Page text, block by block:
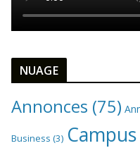
NUAGE
Annonces (75)
Business (3)